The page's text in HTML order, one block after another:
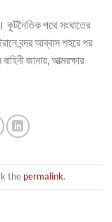
কূটনৈতিক পথে সংঘাতের
বন্দর আব্বাস শহরে পর
জানায়, আত্মরক্ষার
the permalink.